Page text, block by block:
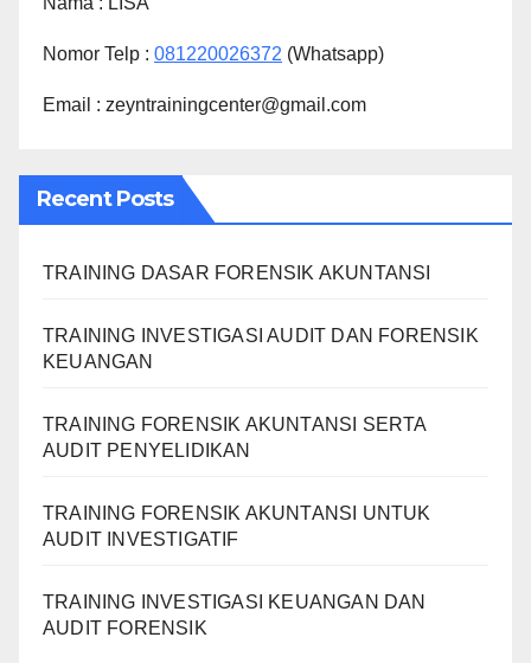
Nomor Telp : 081220026372 (Whatsapp)
Email : zeyntrainingcenter@gmail.com
Recent Posts
TRAINING DASAR FORENSIK AKUNTANSI
TRAINING INVESTIGASI AUDIT DAN FORENSIK
KEUANGAN
TRAINING FORENSIK AKUNTANSI SERTA
AUDIT PENYELIDIKAN
TRAINING FORENSIK AKUNTANSI UNTUK
AUDIT INVESTIGATIF
TRAINING INVESTIGASI KEUANGAN DAN
AUDIT FORENSIK